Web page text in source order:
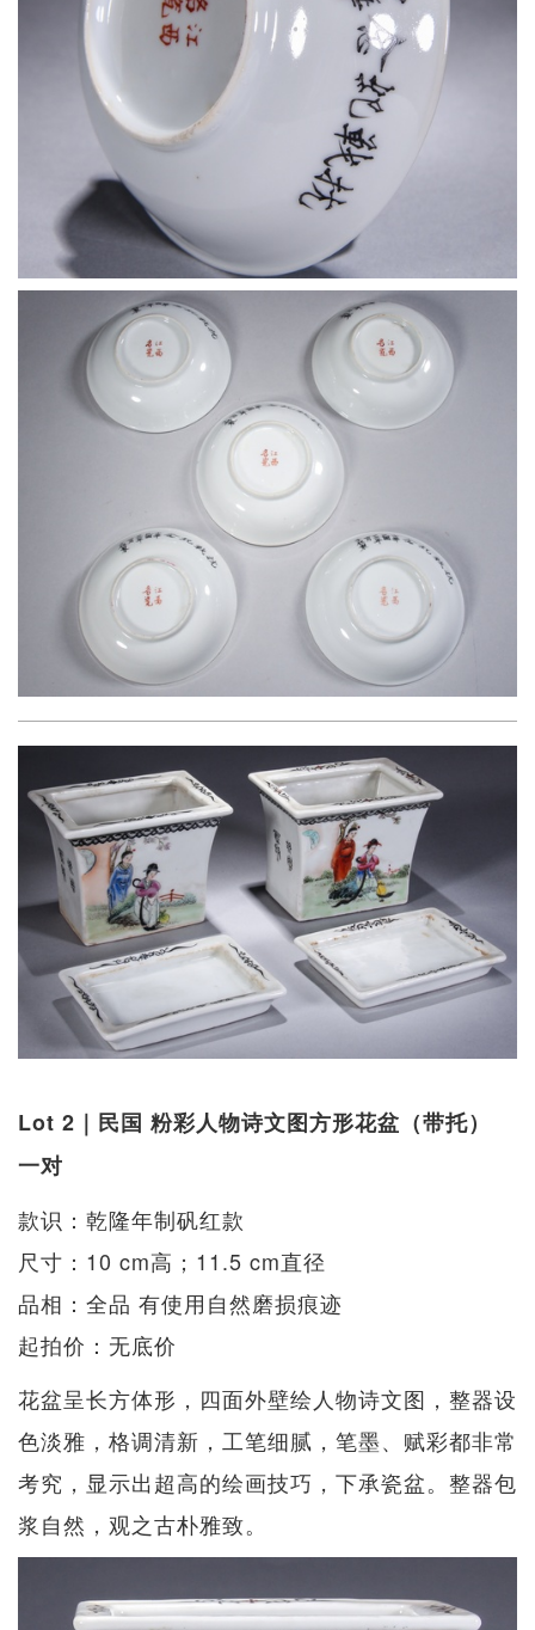
Lot 2｜民国 粉彩人物诗文图方形花盆（带托）
一对
款识：乾隆年制矾红款
尺寸：10 cm高；11.5 cm直径
品相：全品 有使用自然磨损痕迹
起拍价：无底价
花盆呈长方体形，四面外壁绘人物诗文图，整器设
色淡雅，格调清新，工笔细腻，笔墨、赋彩都非常
考究，显示出超高的绘画技巧，下承瓷盆。整器包
浆自然，观之古朴雅致。